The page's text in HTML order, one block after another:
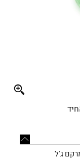
Full
ג’ל